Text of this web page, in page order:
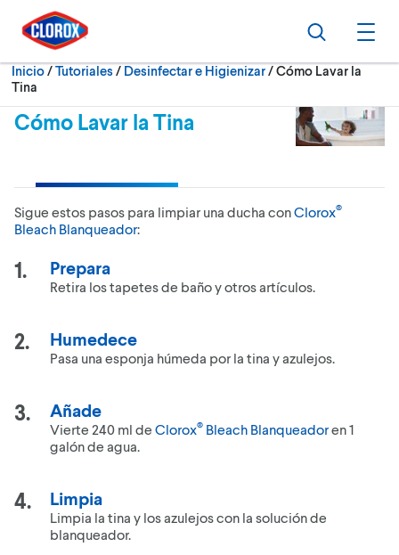
Ir al Menú principal
Ir a Contenido
Ir al Pie de página
Buscar
Inicio/Tutoriales Desinfectar e Higienizar Actualmente:
Cómo Lavar la
Tina
Cómo Lavar la Tina
Sigue estos pasos para limpiar una ducha conClorox®
Bleach Blanqueador:
Prepara
Retira los tapetes de baño y otros artículos.
Humedece
Pasa una esponja húmeda por la tina y azulejos.
Añade
Vierte 240 ml de Clorox® Bleach Blanqueadoren 1
galón de agua.
Limpia
Limpia la tina y los azulejos con la solución de
blanqueador.